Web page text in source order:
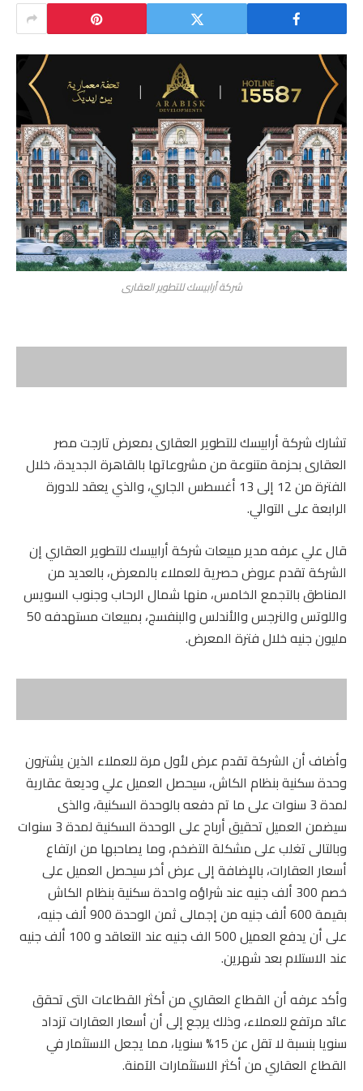
شركة أرابيسك للتطوير العقارى
تشارك شركة أرابيسك للتطوير العقارى بمعرض تارجت مصر
العقارى بحزمة متنوعة من مشروعاتها بالقاهرة الجديدة، خلال
الفترة من 12 إلى 13 أغسطس الجاري، والذي يعقد للدورة
الرابعة على التوالي.
قال علي عرفه مدير مبيعات شركة أرابيسك للتطوير العقاري إن
الشركة تقدم عروض حصرية للعملاء بالمعرض، بالعديد من
المناطق بالتجمع الخامس، منها شمال الرحاب وجنوب السويس
واللوتس والنرجس والأندلس والبنفسج، بمبيعات مستهدفه 50
مليون جنيه خلال فترة المعرض.
وأضاف أن الشركة تقدم عرض لأول مرة للعملاء الذين يشترون
وحدة سكنية بنظام الكاش، سيحصل العميل علي وديعة عقارية
لمدة 3 سنوات على ما تم دفعه بالوحدة السكنية، والذى
سيضمن العميل تحقيق أرباح على الوحدة السكنية لمدة 3 سنوات
وبالتالى تغلب على مشكلة التضخم، وما يصاحبها من ارتفاع
أسعار العقارات، بالإضافة إلى عرض أخر سيحصل العميل على
خصم 300 ألف جنيه عند شراؤه واحدة سكنية بنظام الكاش
بقيمة 600 ألف جنيه من إجمالى ثمن الوحدة 900 ألف جنيه،
على أن يدفع العميل 500 الف جنيه عند التعاقد و 100 ألف جنيه
عند الاستلام بعد شهرين.
وأكد عرفه أن القطاع العقاري من أكثر القطاعات التى تحقق
عائد مرتفع للعملاء، وذلك يرجع إلى أن أسعار العقارات تزداد
سنويا بنسبة لا تقل عن 15% سنويا، مما يجعل الاستثمار في
القطاع العقاري من أكثر الاستثمارات الآمنة.